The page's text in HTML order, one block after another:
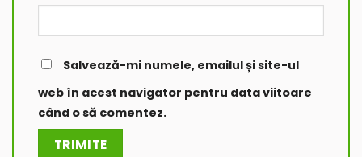
Salvează-mi numele, emailul și site-ul
web în acest navigator pentru data viitoare
când o să comentez.